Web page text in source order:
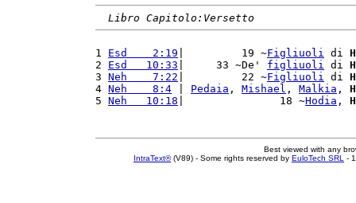
Libro Capitolo:Versetto
1 Esd    2:19 |         19 ~Figliuoli di
2 Esd   10:33 |     33 ~De' figliuoli di
3 Neh    7:22 |         22 ~Figliuoli di
4 Neh    8:4 Pedaia , Mishael , Malkia ,
5 Neh   10:18 |               18 ~Hodia ,
Best viewed with any
IntraText®(V89) - Some rights reserved by EuloTech SRL -